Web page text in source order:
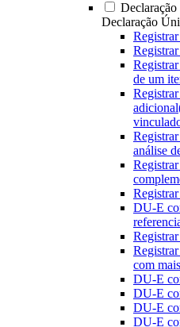
Declaração
de um
análise
DU-E
com
DU-E
DU-E
DU-E
DU-E